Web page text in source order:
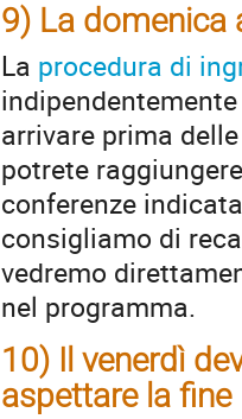
9) La domenica
La procedura di
arrivare prima
potrete
conferenze
consigliamo di
vedremo
nel programma.
10) Il venerdì
aspettare la